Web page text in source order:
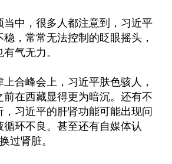
当中，很多人都注意到，习近平
，常常无法控制的眨眼摇头，
气无力。
合峰会上，习近平肤色骇人，
前在西藏显得更为暗沉。还有不
习近平的肝肾功能可能出现问
循环不良。甚至还有自媒体认
过肾脏。